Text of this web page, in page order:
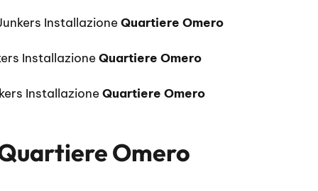
InstallazioneQuartiere Omero
InstallazioneQuartiere Omero
InstallazioneQuartiere Omero
Omero